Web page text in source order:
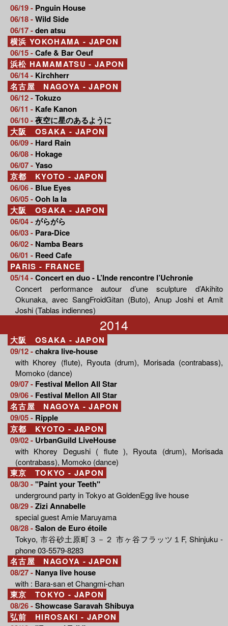
06/19 - Pnguin House
06/18 -Wild Side
06/17 -den atsu
横浜 YOKOHAMA - JAPON
06/15 -Cafe & Bar Oeuf
浜松 HAMAMATSU - JAPON
06/14 - Kirchherr
名古屋 NAGOYA - JAPON
06/12 -Tokuzo
06/11 - Kafe Kanon
06/10 -夜空に星のあるように
大阪 OSAKA - JAPON
06/09 - Hard Rain
06/08 - Hokage
06/07 -Yaso
京都 KYOTO - JAPON
06/06 - Blue Eyes
06/05 -Ooh la la
大阪 OSAKA - JAPON
06/04 -がらがら
06/03 - Para-Dice
06/02 - Namba Bears
06/01 - Reed Cafe
PARIS - FRANCE
05/14 -Concert en duo - L’Inde rencontre l’Uchronie
Concert performance autour d’une sculpture d’Akihito
Okunaka, avec SangFroidGitan (Buto), Anup Joshi et Amit
Joshi (Tablas indiennes)
2014
大阪 OSAKA - JAPON
09/12 -chakra live-house
with Khorey (flute), Ryouta (drum), Morisada (contrabass),
Momoko (dance)
09/07 - Festival Mellon All Star
09/06 - Festival Mellon All Star
名古屋 NAGOYA - JAPON
09/05 - Ripple
京都 KYOTO - JAPON
09/02 - UrbanGuild LiveHouse
with Khorey Degushi ( flute ), Ryouta (drum), Morisada
(contrabass), Momoko (dance)
東京 TOKYO - JAPON
08/30 -"Paint your Teeth"
underground party in Tokyo at GoldenEgg live house
08/29 -Zizi Annabelle
special guest Amie Maruyama
08/28 -Salon de Euro étoile
Tokyo, 市谷砂土原町３－２ 市ヶ谷フラッツ１F, Shinjuku -
phone 03-5579-8283
名古屋 NAGOYA - JAPON
08/27 - Nanya live house
with : Bara-san et Changmi-chan
東京 TOKYO - JAPON
08/26 -Showcase Saravah Shibuya
弘前 HIROSAKI - JAPON